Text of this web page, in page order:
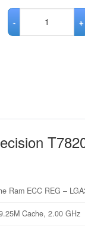
Máy trạm đồ họa
Ram ECC REG –
Cache, 2.00 GHz